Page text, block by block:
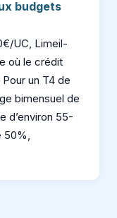
budgets
UC, Limeil-
où le crédit
un T4 de
bimensuel de
d’environ 55-